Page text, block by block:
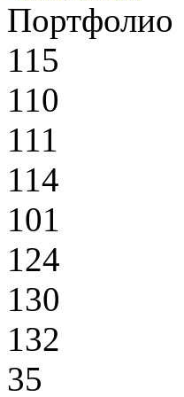
Портфолио
115
110
111
114
101
124
130
132
35